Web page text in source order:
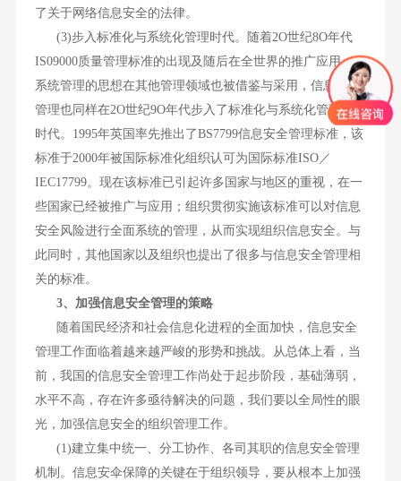
了关于网络信息安全的法律。
(3)步入标准化与系统化管理时代。随着2O世纪8O年代
IS09000质量管理标准的出现及随后在全世界的推广应用，
系统管理的思想在其他管理领域也被借鉴与采用，信息安全
管理也同样在2O世纪9O年代步入了标准化与系统化管理的
时代。1995年英国率先推出了BS7799信息安全管理标准，该
标准于2000年被国际标准化组织认可为国际标准ISO／
IEC17799。现在该标准已引起许多国家与地区的重视，在一
些国家已经被推广与应用；组织贯彻实施该标准可以对信息
安全风险进行全面系统的管理，从而实现组织信息安全。与
此同时，其他国家以及组织也提出了很多与信息安全管理相
关的标准。
3、加强信息安全管理的策略
随着国民经济和社会信息化进程的全面加快，信息安全
管理工作面临着越来越严峻的形势和挑战。从总体上看，当
前，我国的信息安全管理工作尚处于起步阶段，基础薄弱，
水平不高，存在许多亟待解决的问题，我们要以全局性的眼
光，加强信息安全的组织管理工作。
(1)建立集中统一、分工协作、各司其职的信息安全管理
机制。信息安伞保障的关键在于组织领导，要从根本上加强